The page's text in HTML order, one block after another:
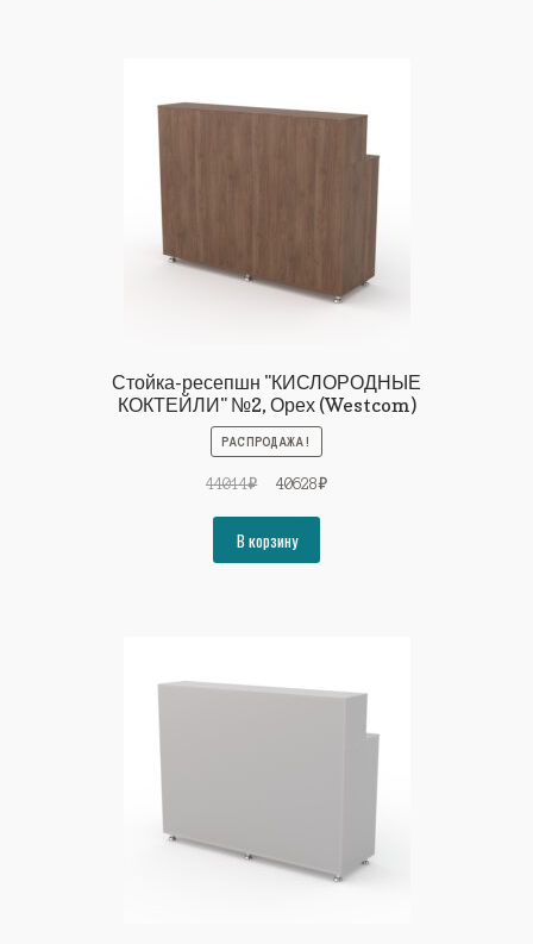
Стойка-ресепшн "КИСЛОРОДНЫЕ
КОКТЕЙЛИ" №2, Орех (Westcom)
РАСПРОДАЖА!
44014₽
Первоначальная
составляла
44014₽.
40628₽Текущая
В корзину